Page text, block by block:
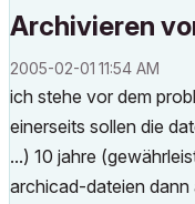
Archivieren
‎2005-02-01 11:54 AM
ich stehe vor dem
einerseits sollen die
...) 10 jahre
archicad-dateien